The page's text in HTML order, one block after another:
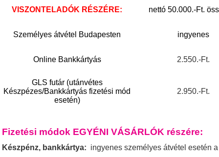
VISZONTELADÓK RÉSZÉRE: nettó 50.000.-Ft.
Személyes átvétel Budapesten ingyenes
Online Bankkártyás 2.550.-Ft.
GLS futár (utánvétes
Készpézes/Bankkártyás fizetési mód
esetén)
2.950.-Ft.
Fizetési módok EGYÉNI VÁSÁRLÓK részére:
Készpénz, bankkártya: ingyenes személyes átvétel esetén